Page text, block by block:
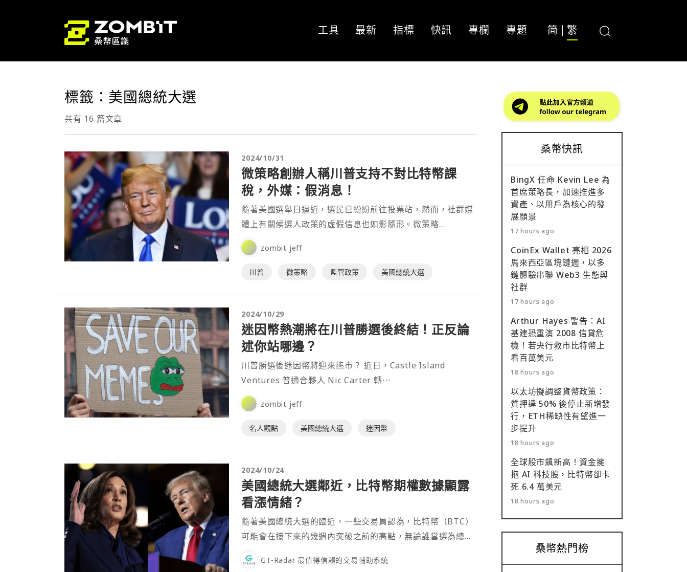
工具 最新 指標 快訊 專欄 專題 简 繁
標籤：美國總統大選
共有 16 篇文章
2024/10/31
微策略創辦人稱川普支持不對比特幣課
稅，外媒：假消息！
隨著美國選舉日逼近，選民已紛紛前往投票站，然而，社群媒
體上有關候選人政策的虛假信息也如影隨形。微策略
（MicroStrategy）執行董事長 Michael Saylor 近日在X（前
Twitter）上轉發了一則聲稱川普支持「不對比特幣課稅」的
言論，引發廣泛關注。然而，⋯
zombit jeff
川普 微策略 監管政策 美國總統大選
2024/10/29
迷因幣熱潮將在川普勝選後終結！正反論
述你站哪邊？
川普勝選後迷因幣將迎來熊市？ 近日，Castle Island
Ventures 普通合夥人 Nic Carter 轉⋯
zombit jeff
名人觀點 美國總統大選 迷因幣
2024/10/24
美國總統大選鄰近，比特幣期權數據顯露
看漲情緒？
隨著美國總統大選的臨近，一些交易員認為，比特幣（BTC）
可能會在接下來的幾週內突破之前的高點，無論誰當選為總
來⋯
GT-Radar 最值得信賴的交易輔助系統
桑幣快訊
BingX 任命 Kevin Lee 為
首席策略長，加速推進多
資產、以用戶為核心的發
展願景
17 hours ago
CoinEx Wallet 亮相 2026
馬來西亞區塊鏈週，以多
鏈體驗串聯 Web3 生態與
社群
17 hours ago
Arthur Hayes 警告：AI
基建恐重演 2008 信貸危
機！若央行救市比特幣上
看百萬美元
18 hours ago
以太坊擬調整貨幣政策：
質押達 50% 後停止新增發
行，ETH稀缺性有望進一
步提升
18 hours ago
全球股市飆新高！資金擁
抱 AI 科技股，比特幣卻卡
死 6.4 萬美元
18 hours ago
桑幣熱門榜